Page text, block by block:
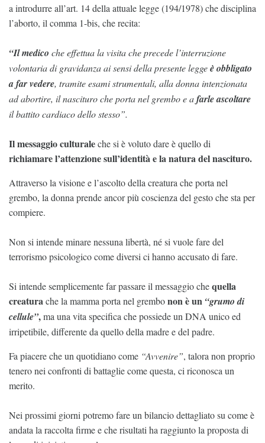
a introdurre all’art. 14 della attuale legge (194/1978) che disciplina
l’aborto, il comma 1-bis, che recita:
“Il medico che effettua la visita che precede l’interruzione
volontaria di gravidanza ai sensi della presente leggeè obbligato
a far vedere, tramite esami strumentali, alla donna intenzionata
ad abortire, il nascituro che porta nel grembo e afarle ascoltare
il battito cardiaco dello stesso”.
Il messaggio culturaleche si è voluto dare è quello di
richiamare l’attenzione sull’identità e la natura del nascituro.
Attraverso la visione e l’ascolto della creatura che porta nel
grembo, la donna prende ancor più coscienza del gesto che sta per
compiere.
Non si intende minare nessuna libertà, né si vuole fare del
terrorismo psicologico come diversi ci hanno accusato di fare.
Si intende semplicemente far passare il messaggio chequella
creaturache la mamma porta nel grembonon è un “grumo di
cellule”,ma una vita specifica che possiede un DNA unico ed
irripetibile, differente da quello della madre e del padre.
Fa piacere che un quotidiano come “Avvenire”, talora non proprio
tenero nei confronti di battaglie come questa, ci riconosca un
merito.
Nei prossimi giorni potremo fare un bilancio dettagliato su come è
andata la raccolta firme e che risultati ha raggiunto la proposta di